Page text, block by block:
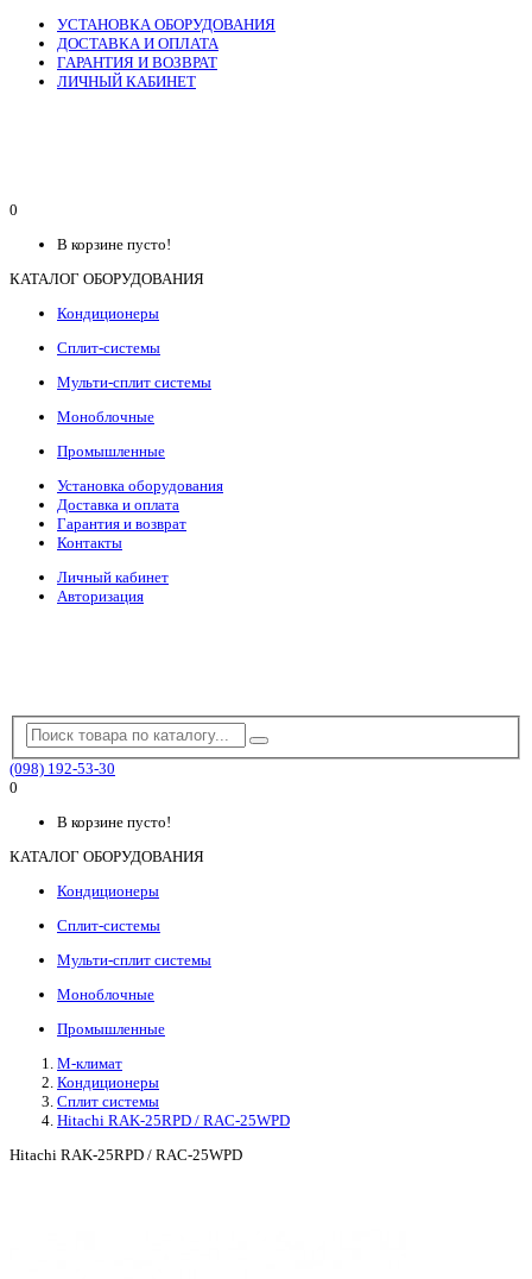
УСТАНОВКА ОБОРУДОВАНИЯ
ДОСТАВКА И ОПЛАТА
ГАРАНТИЯ И ВОЗВРАТ
ЛИЧНЫЙ КАБИНЕТ
0
В корзине пусто!
КАТАЛОГ ОБОРУДОВАНИЯ
Кондиционеры
Сплит-системы
Мульти-сплит системы
Моноблочные
Промышленные
Установка оборудования
Доставка и оплата
Гарантия и возврат
Контакты
Личный кабинет
Авторизация
(098) 192-53-30
0
В корзине пусто!
КАТАЛОГ ОБОРУДОВАНИЯ
Кондиционеры
Сплит-системы
Мульти-сплит системы
Моноблочные
Промышленные
М-климат
Кондиционеры
Сплит системы
Hitachi RAK-25RPD / RAC-25WPD
Hitachi RAK-25RPD / RAC-25WPD